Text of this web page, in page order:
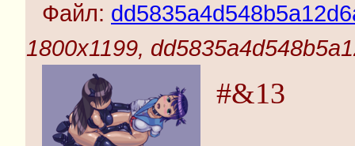
Файл:
1800x1199,
#&13